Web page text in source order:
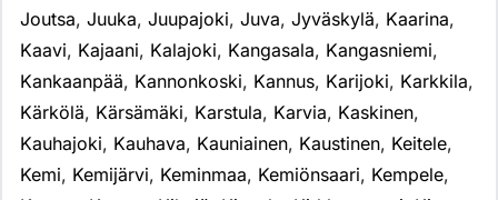
Joutsa, Juuka, Juupajoki, Juva, Jyväskylä, Kaarina,
Kaavi, Kajaani, Kalajoki, Kangasala, Kangasniemi,
Kankaanpää, Kannonkoski, Kannus, Karijoki, Karkkila,
Kärkölä, Kärsämäki, Karstula, Karvia, Kaskinen,
Kauhajoki, Kauhava, Kauniainen, Kaustinen, Keitele,
Kemi, Kemijärvi, Keminmaa, Kemiönsaari, Kempele,